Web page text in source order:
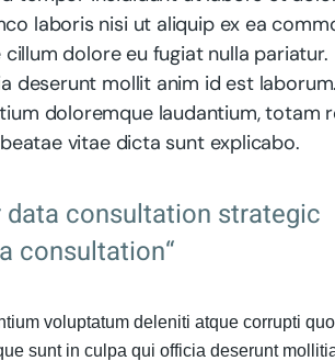
laboris nisi ut aliquip ex ea
dolore eu fugiat nulla pariatur.
deserunt mollit anim id est
doloremque laudantium, totam
vitae dicta sunt explicabo.
consultation strategic
consultation“
voluptatum deleniti atque corrupti
sunt in culpa qui officia deserunt